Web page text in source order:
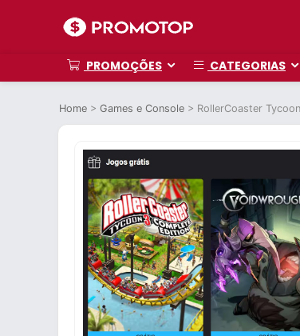
PROMOÇÕES CATEGORIAS
Home > Games e Console > RollerCoaster